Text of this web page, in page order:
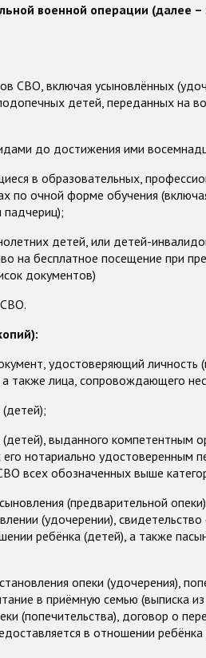
военной операции (далее –
СВО, включая усыновлённых
детей, переданных на
до достижения ими
в образовательных,
по очной форме обучения
падчериц);
детей, или детей-
на бесплатное посещение при
документов)
удостоверяющий личность
а также лица, сопровождающего
выданного компетентным
его нотариально удостоверенным
всех обозначенных выше
(предварительной
(удочерении),
ребёнка (детей), а также
опеки (удочерения),
в приёмную семью (выписка
(попечительства), договор о
в отношении